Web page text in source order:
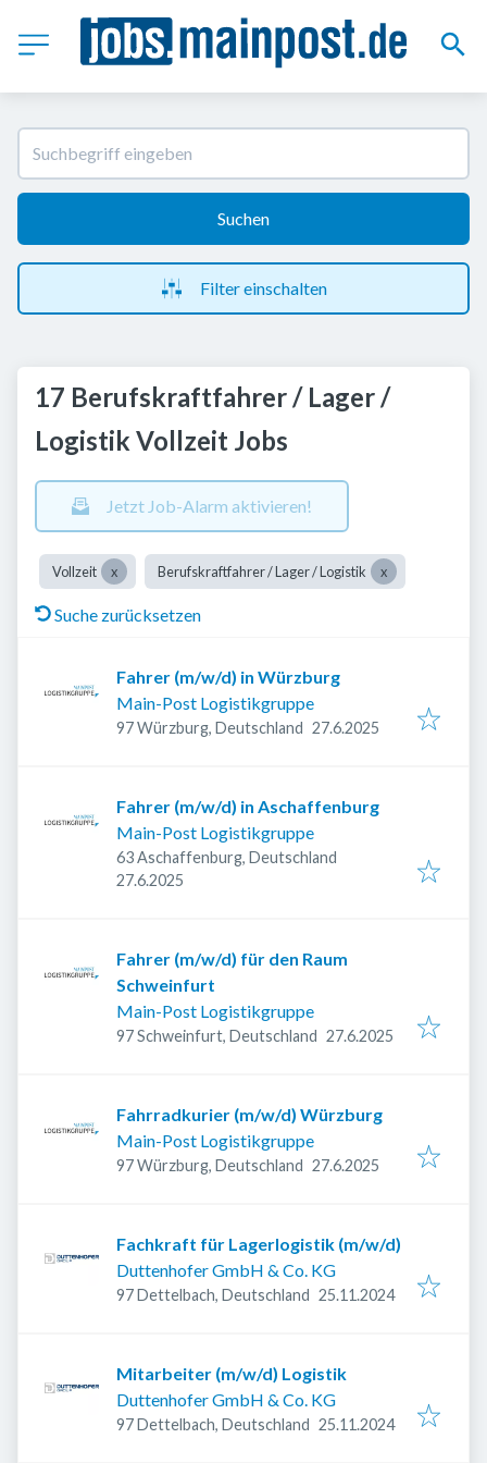
Suchen
Filter einschalten
17 Berufskraftfahrer / Lager /
Logistik Vollzeit Jobs
Jetzt Job-Alarm aktivieren!
Vollzeit Berufskraftfahrer / Lager / Logistik
Suche zurücksetzen
Fahrer (m/w/d) in Würzburg
Main-Post Logistikgruppe
97 Würzburg, Deutschland Veröffentlicht
27.6.2025
Fahrer (m/w/d) in Aschaffenburg
Main-Post Logistikgruppe
63 Aschaffenburg, Deutschland
Veröffentlicht
27.6.2025
Fahrer (m/w/d) für den Raum
Schweinfurt
Main-Post Logistikgruppe
97 Schweinfurt, Deutschland Veröffentlicht:
27.6.2025
Fahrradkurier (m/w/d) Würzburg
Main-Post Logistikgruppe
97 Würzburg, Deutschland Veröffentlicht
27.6.2025
Fachkraft für Lagerlogistik (m/w/d)
Duttenhofer GmbH & Co. KG
97 Dettelbach, Deutschland Veröffentlicht :
25.11.2024
Mitarbeiter (m/w/d) Logistik
Duttenhofer GmbH & Co. KG
97 Dettelbach, Deutschland Veröffentlicht :
25.11.2024